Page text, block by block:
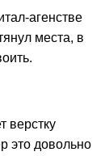
агенстве
места, в
верстку
это довольно